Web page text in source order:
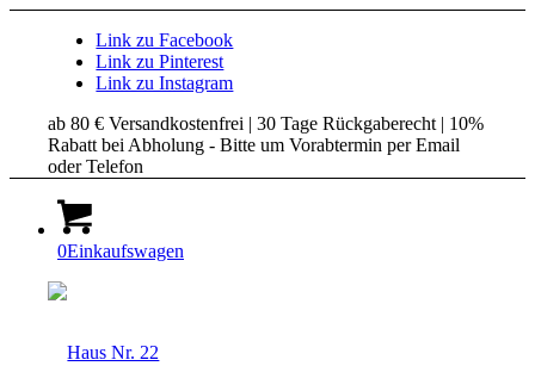
Link zu Facebook
Link zu Pinterest
Link zu Instagram
ab 80 € Versandkostenfrei | 30 Tage Rückgaberecht | 10%
Rabatt bei Abholung - Bitte um Vorabtermin per Email
oder Telefon
0Einkaufswagen